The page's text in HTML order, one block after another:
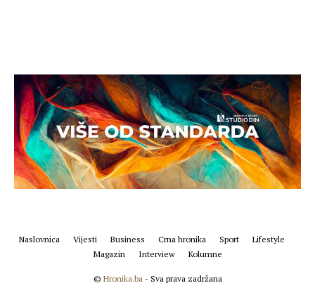
Naslovnica Vijesti Business Crna hronika Sport
Lifestyle
Magazin
Interview Kolumne
© Hronika.ba - Sva prava zadržana